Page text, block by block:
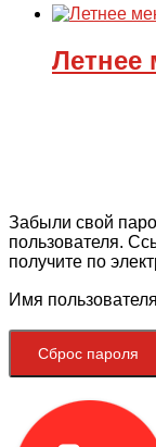
Летнее
Забыли свой
пользователя.
получите по
Имя
Сброс пароля